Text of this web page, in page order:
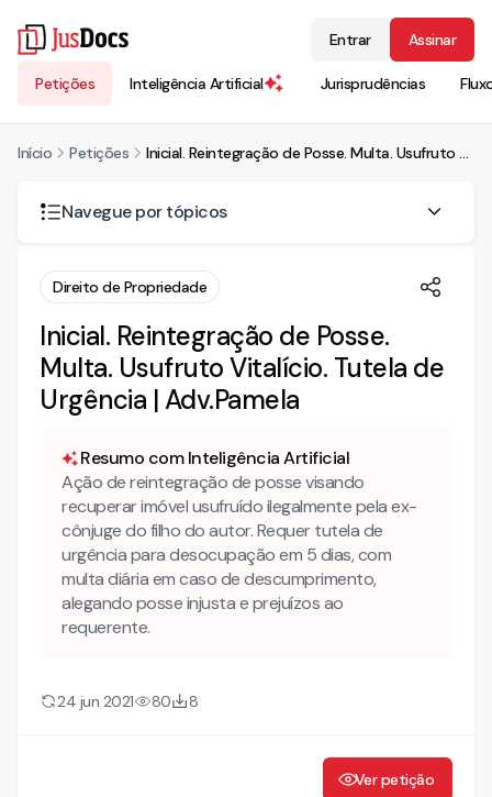
Petições Inteligência Artificial Jurisprudências
Entrar Assinar
Início Petições Inicial. Reintegração de Posse. Multa. Usufruto Vitalício. Tutela de Urgência | Adv.Pamela
Navegue por tópicos
AÇÃO DE REINTEGRAÇÃO DE POSSE C/C PEDIDO DE
TUTELA DE URGÊNCIA E MULTA COMINATÓRIA
I – DOS FATOS
II - DO DIREITO
Direito de Propriedade
Inicial. Reintegração de Posse.
Multa. Usufruto Vitalício. Tutela de
Urgência | Adv.Pamela
Resumo com Inteligência Artificial
Ação de reintegração de posse visando
recuperar imóvel usufruído ilegalmente pela ex-
cônjuge do filho do autor. Requer tutela de
urgência para desocupação em 5 dias, com
multa diária em caso de descumprimento,
alegando posse injusta e prejuízos ao
requerente.
24 jun 2021 80 8
Ver petição